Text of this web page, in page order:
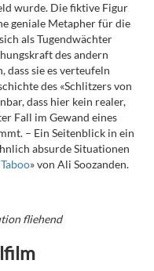
wurde. Die fiktive Figur
geniale Metapher für die
als Tugendwächter
des andern
dass sie es verteufeln
des «Schlitzers von
dass hier kein realer,
Fall im Gewand eines
– Ein Seitenblick in ein
absurde Situationen
» von Ali Soozanden.
fliehend